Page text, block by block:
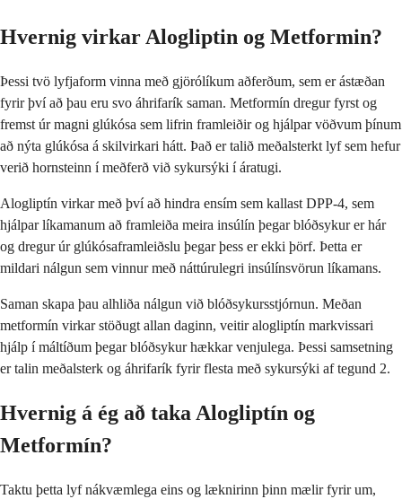
Hvernig virkar Alogliptin og Metformin?
Þessi tvö lyfjaform vinna með gjörólíkum aðferðum, sem er ástæðan
fyrir því að þau eru svo áhrifarík saman. Metformín dregur fyrst og
fremst úr magni glúkósa sem lifrin framleiðir og hjálpar vöðvum þínum
að nýta glúkósa á skilvirkari hátt. Það er talið meðalsterkt lyf sem hefur
verið hornsteinn í meðferð við sykursýki í áratugi.
Alogliptín virkar með því að hindra ensím sem kallast DPP-4, sem
hjálpar líkamanum að framleiða meira insúlín þegar blóðsykur er hár
og dregur úr glúkósaframleiðslu þegar þess er ekki þörf. Þetta er
mildari nálgun sem vinnur með náttúrulegri insúlínsvörun líkamans.
Saman skapa þau alhliða nálgun við blóðsykursstjórnun. Meðan
metformín virkar stöðugt allan daginn, veitir alogliptín markvissari
hjálp í máltíðum þegar blóðsykur hækkar venjulega. Þessi samsetning
er talin meðalsterk og áhrifarík fyrir flesta með sykursýki af tegund 2.
Hvernig á ég að taka Alogliptín og
Metformín?
Taktu þetta lyf nákvæmlega eins og læknirinn þinn mælir fyrir um,